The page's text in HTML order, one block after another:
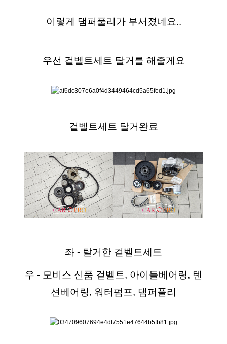
이렇게 댐퍼풀리가 부서졌네요..
우선 겉벨트세트 탈거를 해줄게요
겉벨트세트 탈거완료
좌 - 탈거한 겉벨트세트
우 - 모비스 신품 겉벨트, 아이들베어링, 텐
션베어링, 워터펌프, 댐퍼풀리